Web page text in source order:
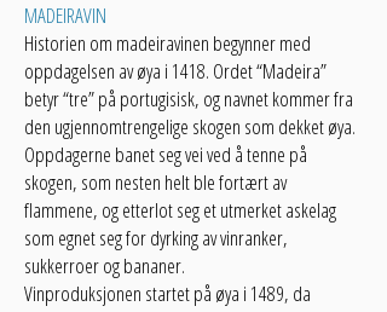
MADEIRAVIN
Historien om madeiravinen begynner med
oppdagelsen av øya i 1418. Ordet “Madeira”
betyr “tre” på portugisisk, og navnet kommer fra
den ugjennomtrengelige skogen som dekket øya.
Oppdagerne banet seg vei ved å tenne på
skogen, som nesten helt ble fortært av
flammene, og etterlot seg et utmerket askelag
som egnet seg for dyrking av vinranker,
sukkerroer og bananer.
Vinproduksjonen startet på øya i 1489, da